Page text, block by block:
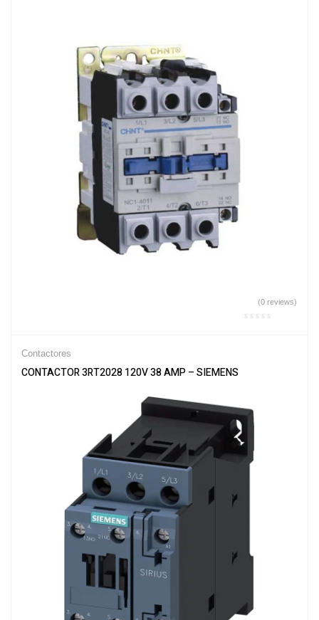
(0 reviews)
Contactores
CONTACTOR 3RT2028 120V 38 AMP – SIEMENS